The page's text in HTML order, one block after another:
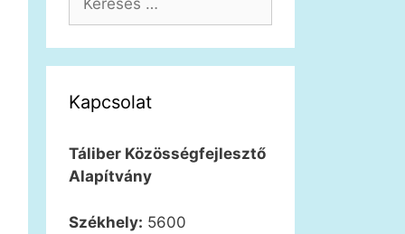
Kapcsolat
Táliber Közösségfejlesztő
Alapítvány
Székhely: 5600